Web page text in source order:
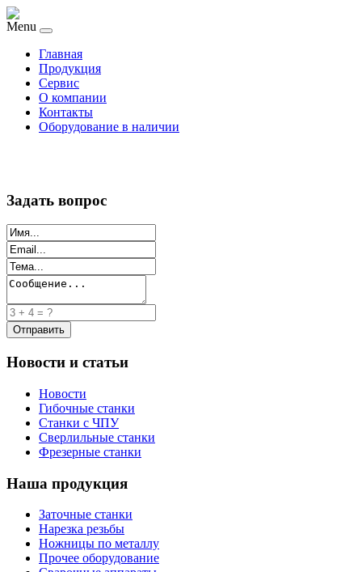
Menu
Главная
Продукция
Сервис
О компании
Контакты
Оборудование в наличии
Задать вопрос
Новости и статьи
Новости
Гибочные станки
Станки с ЧПУ
Сверлильные станки
Фрезерные станки
Наша продукция
Заточные станки
Нарезка резьбы
Ножницы по металлу
Прочее оборудование